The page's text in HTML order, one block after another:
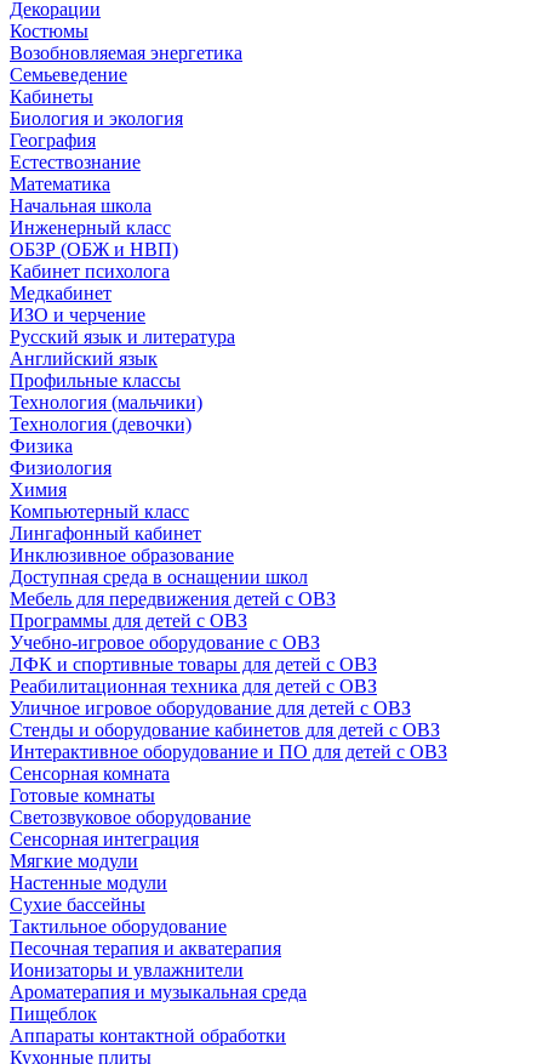
Декорации
Костюмы
Возобновляемая энергетика
Семьеведение
Кабинеты
Биология и экология
География
Естествознание
Математика
Начальная школа
Инженерный класс
ОБЗР (ОБЖ и НВП)
Кабинет психолога
Медкабинет
ИЗО и черчение
Русский язык и литература
Английский язык
Профильные классы
Технология (мальчики)
Технология (девочки)
Физика
Физиология
Химия
Компьютерный класс
Лингафонный кабинет
Инклюзивное образование
Доступная среда в оснащении школ
Мебель для передвижения детей с ОВЗ
Программы для детей с ОВЗ
Учебно-игровое оборудование с ОВЗ
ЛФК и спортивные товары для детей с ОВЗ
Реабилитационная техника для детей с ОВЗ
Уличное игровое оборудование для детей с ОВЗ
Стенды и оборудование кабинетов для детей с ОВЗ
Интерактивное оборудование и ПО для детей с ОВЗ
Сенсорная комната
Готовые комнаты
Светозвуковое оборудование
Сенсорная интеграция
Мягкие модули
Настенные модули
Сухие бассейны
Тактильное оборудование
Песочная терапия и акватерапия
Ионизаторы и увлажнители
Ароматерапия и музыкальная среда
Пищеблок
Аппараты контактной обработки
Кухонные плиты